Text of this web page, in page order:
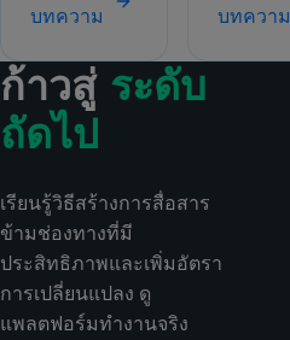
บทความ
บทความ
ก้าวสู่ ระดับ
ถัดไป
เรียนรู้วิธีสร้างการสื่อสาร
ข้ามช่องทางที่มี
ประสิทธิภาพและเพิ่มอัตรา
การเปลี่ยนแปลง ดู
แพลตฟอร์มทำงานจริง